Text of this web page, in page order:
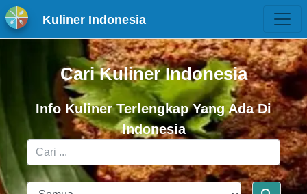
Kuliner Indonesia
Cari Kuliner Indonesia
Info Kuliner Terlengkap Yang Ada Di
Indonesia